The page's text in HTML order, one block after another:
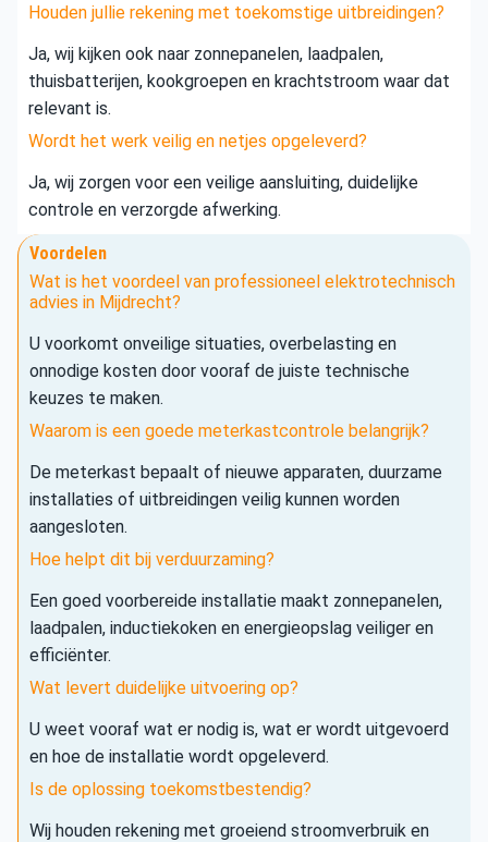
Houden jullie rekening met toekomstige uitbreidingen?
Ja, wij kijken ook naar zonnepanelen, laadpalen,
thuisbatterijen, kookgroepen en krachtstroom waar dat
relevant is.
Wordt het werk veilig en netjes opgeleverd?
Ja, wij zorgen voor een veilige aansluiting, duidelijke
controle en verzorgde afwerking.
Voordelen
Wat is het voordeel van professioneel elektrotechnisch
advies in Mijdrecht?
U voorkomt onveilige situaties, overbelasting en
onnodige kosten door vooraf de juiste technische
keuzes te maken.
Waarom is een goede meterkastcontrole belangrijk?
De meterkast bepaalt of nieuwe apparaten, duurzame
installaties of uitbreidingen veilig kunnen worden
aangesloten.
Hoe helpt dit bij verduurzaming?
Een goed voorbereide installatie maakt zonnepanelen,
laadpalen, inductiekoken en energieopslag veiliger en
efficiënter.
Wat levert duidelijke uitvoering op?
U weet vooraf wat er nodig is, wat er wordt uitgevoerd
en hoe de installatie wordt opgeleverd.
Is de oplossing toekomstbestendig?
Wij houden rekening met groeiend stroomverbruik en